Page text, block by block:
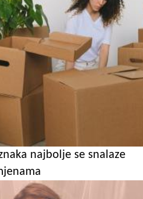
najbolje se snalaze